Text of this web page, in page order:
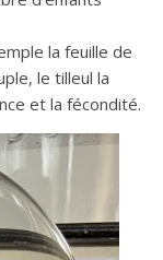
la feuille de
le tilleul la
et la fécondité.